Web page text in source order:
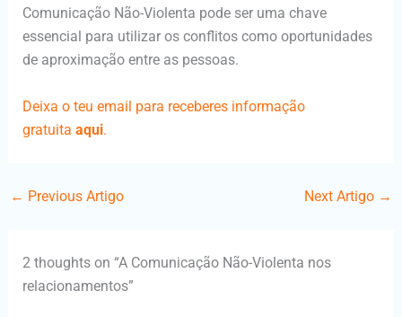
Comunicação Não-Violenta pode ser uma chave
essencial para utilizar os conflitos como oportunidades
de aproximação entre as pessoas.
Deixa o teu email para receberes informação
gratuita aqui.
← Previous Artigo Next Artigo →
2 thoughts on “A Comunicação Não-Violenta nos
relacionamentos”